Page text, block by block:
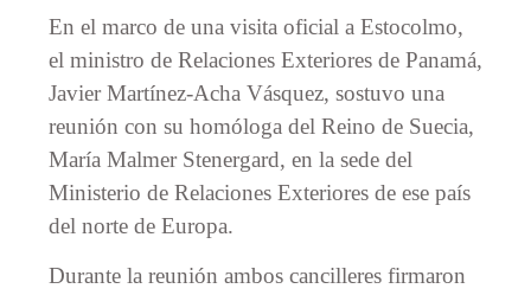
En el marco de una visita oficial a Estocolmo,
el ministro de Relaciones Exteriores de Panamá,
Javier Martínez-Acha Vásquez, sostuvo una
reunión con su homóloga del Reino de Suecia,
María Malmer Stenergard, en la sede del
Ministerio de Relaciones Exteriores de ese país
del norte de Europa.
Durante la reunión ambos cancilleres firmaron